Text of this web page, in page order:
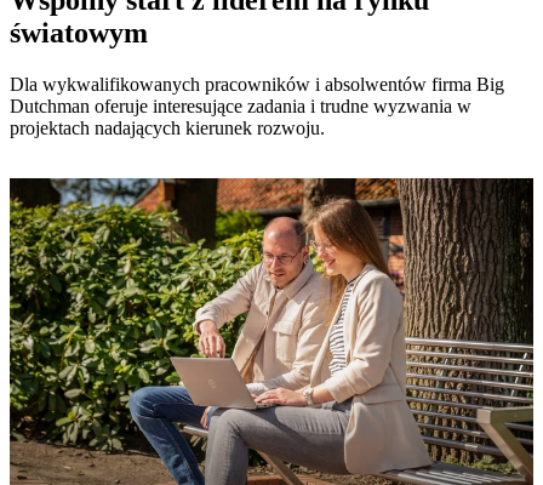
światowym
Dla wykwalifikowanych pracowników i absolwentów firma Big
Dutchman oferuje interesujące zadania i trudne wyzwania w
projektach nadających kierunek rozwoju.